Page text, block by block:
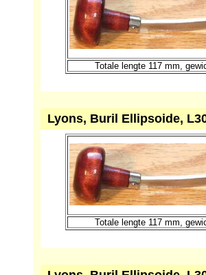
Totale lengte 117 mm,
Lyons, Buril Ellipsoide,
Totale lengte 117 mm,